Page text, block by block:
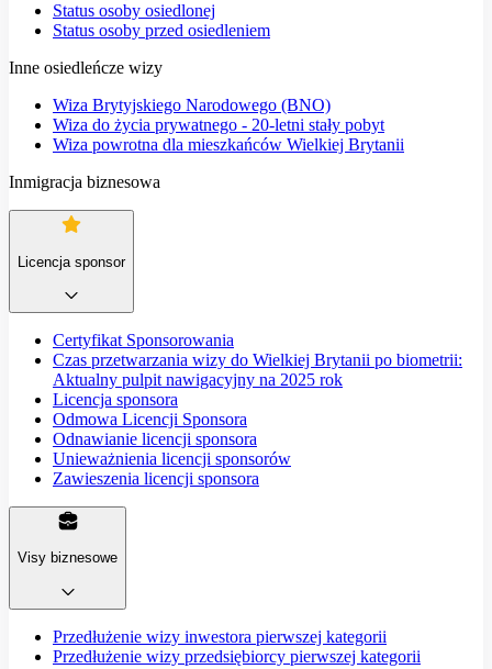
Status osoby osiedlonej
Status osoby przed osiedleniem
Inne osiedleńcze wizy
Wiza Brytyjskiego Narodowego (BNO)
Wiza do życia prywatnego - 20-letni stały pobyt
Wiza powrotna dla mieszkańców Wielkiej Brytanii
Inmigracja biznesowa
Licencja sponsor
Certyfikat Sponsorowania
Czas przetwarzania wizy do Wielkiej Brytanii po biometrii:
Aktualny pulpit nawigacyjny na 2025 rok
Licencja sponsora
Odmowa Licencji Sponsora
Odnawianie licencji sponsora
Unieważnienia licencji sponsorów
Zawieszenia licencji sponsora
Visy biznesowe
Przedłużenie wizy inwestora pierwszej kategorii
Przedłużenie wizy przedsiębiorcy pierwszej kategorii